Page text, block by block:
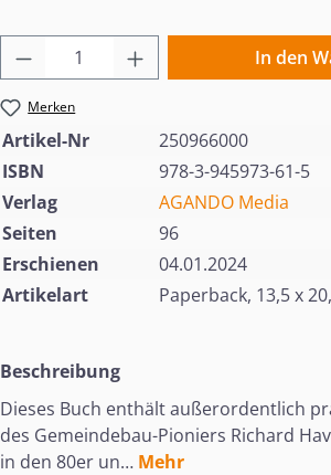
Produkt Anzahl: Gib denIn den
Merken
Artikel-Nr
250966000
ISBN
978-3-945973-61-5
Verlag
AGANDO Media
Seiten
96
Erschienen
04.01.2024
Artikelart
Paperback, 13,5 x
Beschreibung
Dieses Buch enthält außerordentlich
des Gemeindebau-Pioniers Richard
in den 80er un… Mehr